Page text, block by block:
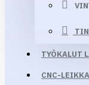
TYÖKALUT
CNC-